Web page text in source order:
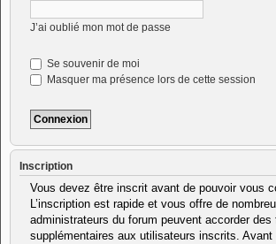
J’ai oublié mon mot de passe
Se souvenir de moi
Masquer ma présence lors de cette session
Inscription
Vous devez être inscrit avant de pouvoir vous
L’inscription est rapide et vous offre de
administrateurs du forum peuvent accorder des
supplémentaires aux utilisateurs inscrits.